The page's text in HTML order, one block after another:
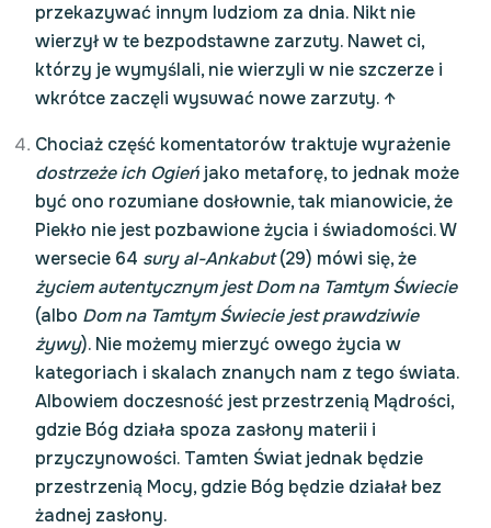
przekazywać innym ludziom za dnia. Nikt nie
wierzył w te bezpodstawne zarzuty. Nawet ci,
którzy je wymyślali, nie wierzyli w nie szczerze i
wkrótce zaczęli wysuwać nowe zarzuty. ↑
Chociaż część komentatorów traktuje wyrażenie
dostrzeże ich Ogień jako metaforę, to jednak może
być ono rozumiane dosłownie, tak mianowicie, że
Piekło nie jest pozbawione życia i świadomości. W
wersecie 64 sury al-Ankabut(29) mówi się, że
życiem autentycznym jest Dom na Tamtym Świecie
(albo Dom na Tamtym Świecie jest prawdziwie
żywy). Nie możemy mierzyć owego życia w
kategoriach i skalach znanych nam z tego świata.
Albowiem doczesność jest przestrzenią Mądrości,
gdzie Bóg działa spoza zasłony materii i
przyczynowości. Tamten Świat jednak będzie
przestrzenią Mocy, gdzie Bóg będzie działał bez
żadnej zasłony.